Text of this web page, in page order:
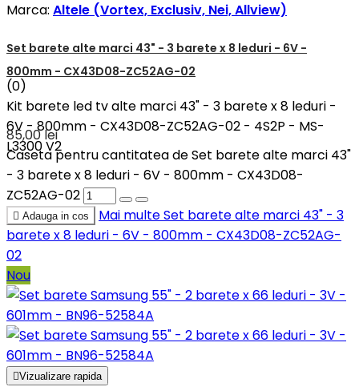
Marca: Altele (Vortex, Exclusiv, Nei, Allview)
Set barete alte marci 43" - 3 barete x 8 leduri - 6V -
800mm - CX43D08-ZC52AG-02
(0)
Kit barete led tv alte marci 43" - 3 barete x 8 leduri -
6V - 800mm - CX43D08-ZC52AG-02 - 4S2P - MS-
L3300 V2
85,00 lei
Caseta pentru cantitatea de Set barete alte marci 43"
- 3 barete x 8 leduri - 6V - 800mm - CX43D08-
ZC52AG-02
 Adauga in cos Mai multeSet barete alte marci 43" - 3
barete x 8 leduri - 6V - 800mm - CX43D08-ZC52AG-
02
Nou
Vizualizare rapida